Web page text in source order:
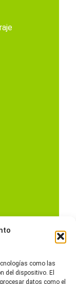
como las
del dispositivo. El
datos como el